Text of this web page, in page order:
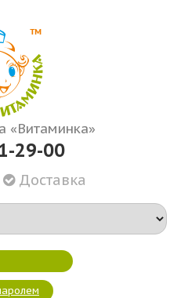
«Витаминка»
29-00
Доставка